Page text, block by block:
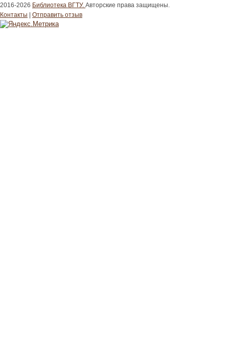
2016-2026 Библиотека ВГТУ. Авторские права защищены.
Контакты
Отправить отзыв